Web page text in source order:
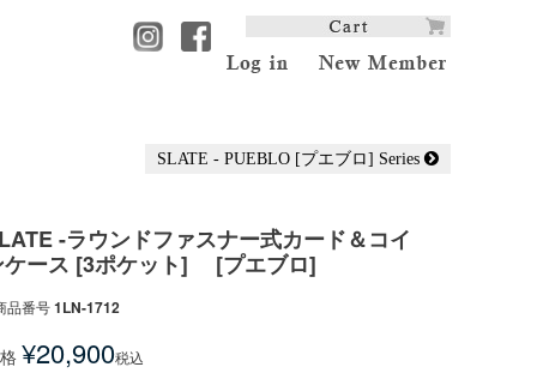
SLATE - PUEBLO [プエブロ] Series
-ラウンドファスナー式カード＆コイ
ケース [3ポケット] [プエブロ]
品番号1LN-1712
¥20,900税込